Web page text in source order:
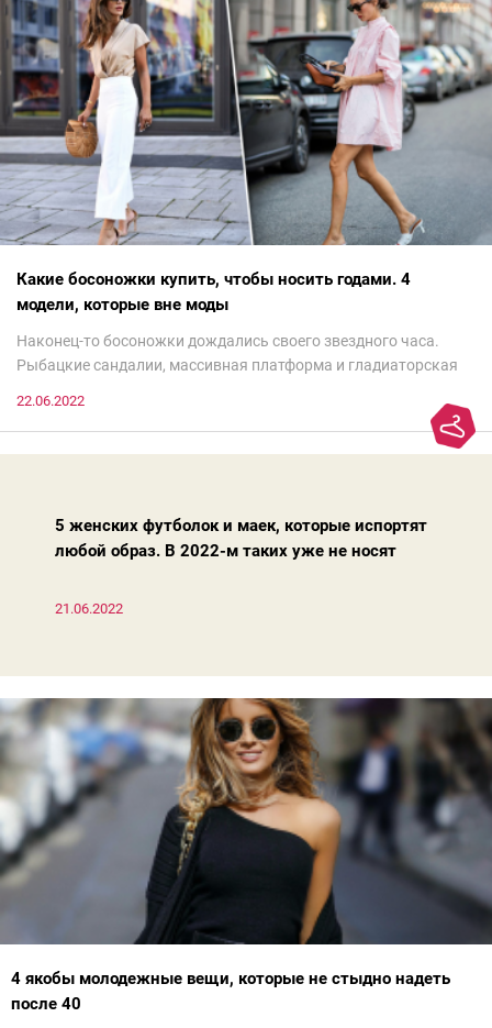
Какие босоножки купить, чтобы носить годами. 4
модели, которые вне моды
Наконец-то босоножки дождались своего звездного часа.
Рыбацкие сандалии, массивная платформа и гладиаторская
модно, совсем не обязательно бежать за ними в магазин.
Достаточно лишь провести ревизию прошлогодних покупок.
22.06.2022
5 женских футболок и маек, которые испортят
любой образ. В 2022-м таких уже не носят
21.06.2022
4 якобы молодежные вещи, которые не стыдно надеть
после 40